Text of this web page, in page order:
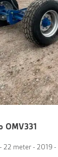
OMV331
22 meter - 2019 -